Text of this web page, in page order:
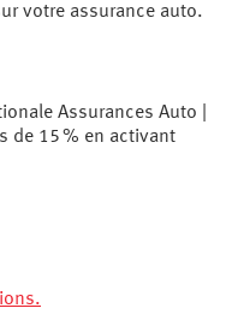
votre assurance auto.
Assurances Auto |
de 15 % en activant